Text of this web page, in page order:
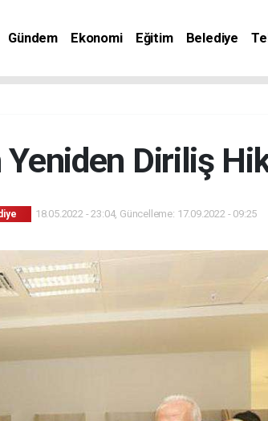
Gündem Ekonomi Eğitim Belediye
Diriliş
18.05.2022 - 23:04, Güncelleme: 17.09.2022 - 09:25